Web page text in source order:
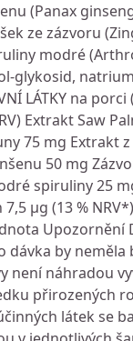
(Panax
ze zázvoru
modré
glykosid,
LÁTKY na
Extrakt Saw
75 mg Extrakt
50 mg
spiruliny 25
7,5 μg (13 %
Upozornění
dávka by neměla
není náhradou
přirozených
látek se